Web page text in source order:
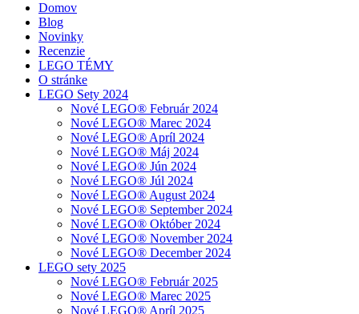
Domov
Blog
Novinky
Recenzie
LEGO TÉMY
O stránke
LEGO Sety 2024
Nové LEGO® Február 2024
Nové LEGO® Marec 2024
Nové LEGO® Apríl 2024
Nové LEGO® Máj 2024
Nové LEGO® Jún 2024
Nové LEGO® Júl 2024
Nové LEGO® August 2024
Nové LEGO® September 2024
Nové LEGO® Október 2024
Nové LEGO® November 2024
Nové LEGO® December 2024
LEGO sety 2025
Nové LEGO® Február 2025
Nové LEGO® Marec 2025
Nové LEGO® Apríl 2025